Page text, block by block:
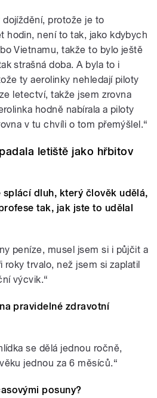
protože je to
hodin, není to tak, jako kdybych
Vietnamu, takže to bylo ještě
strašná doba. A byla to i
ty aerolinky nehledají piloty
letectví, takže jsem zrovna
hodně nabírala a piloty
v tu chvíli o tom přemýšlel.“
letiště jako hřbitov
dluh, který člověk udělá,
tak, jak jste to udělal
peníze, musel jsem si i půjčit a
roky trvalo, než jsem si zaplatil
výcvik.“
pravidelné zdravotní
se dělá jednou ročně,
jednou za 6 měsíců.“
posuny?